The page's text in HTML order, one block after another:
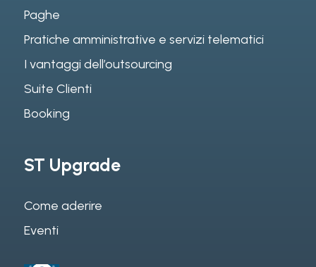
Paghe
Pratiche amministrative e servizi telematici
I vantaggi dell’outsourcing
Suite Clienti
Booking
ST Upgrade
Come aderire
Eventi